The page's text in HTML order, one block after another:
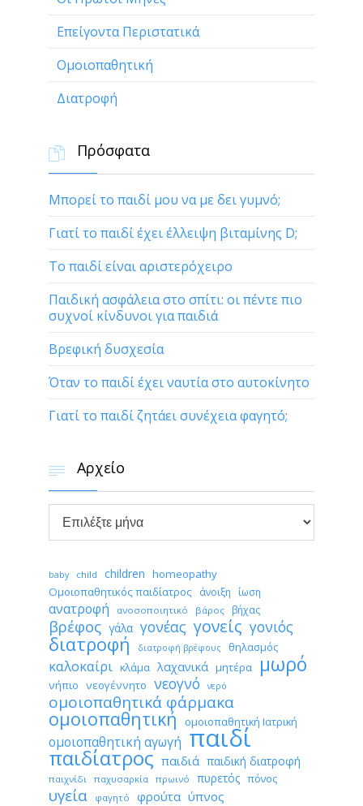
Επείγοντα Περιστατικά
Ομοιοπαθητική
Διατροφή
 Πρόσφατα
Μπορεί το παιδί μου να με δει γυμνό;
Γιατί το παιδί έχει έλλειψη βιταμίνης D;
Το παιδί είναι αριστερόχειρο
Παιδική ασφάλεια στο σπίτι: οι πέντε πιο
συχνοί κίνδυνοι για παιδιά
Βρεφική δυσχεσία
Όταν το παιδί έχει ναυτία στο αυτοκίνητο
Γιατί το παιδί ζητάει συνέχεια φαγητό;
 Αρχείο
Αρχείο
baby child children homeopathy
Ομοιοπαθητικός παιδίατρος άνοιξη ίωση
ανατροφή ανοσοποιητικό βάρος βήχας
βρέφος γάλα γονέας γονείς γονιός
διατροφή διατροφή βρέφους θηλασμός
καλοκαίρι κλάμα λαχανικά μητέρα μωρό
νήπιο νεογέννητο νεογνό νερό
ομοιοπαθητικά φάρμακα
ομοιοπαθητική ομοιοπαθητική Ιατρική
ομοιοπαθητική αγωγή παιδί
παιδίατρος παιδιά παιδική διατροφή
παιχνίδι παχυσαρκία πρωινό πυρετός πόνος
υγεία φαγητό φρούτα ύπνος